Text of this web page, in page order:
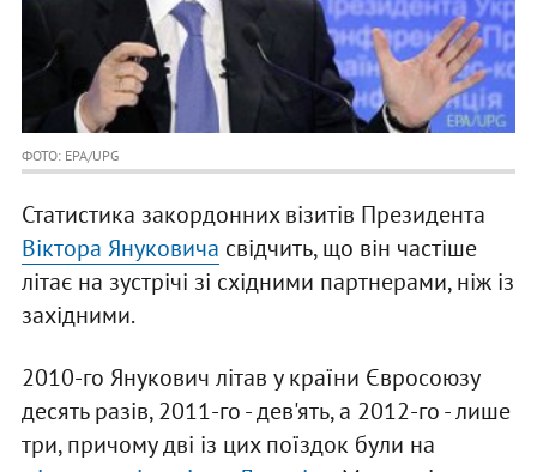
ФОТО: EPA/UPG
Статистика закордонних візитів Президента
Віктора Януковича свідчить, що він частіше
літає на зустрічі зі східними партнерами, ніж із
західними.
2010-го Янукович літав у країни Євросоюзу
десять разів, 2011-го - дев'ять, а 2012-го - лише
три, причому дві із цих поїздок були на